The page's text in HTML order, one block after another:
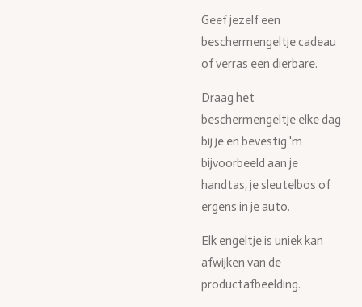
Geef jezelf een
beschermengeltje cadeau
of verras een dierbare.
Draag het
beschermengeltje elke dag
bij je en bevestig 'm
bijvoorbeeld aan je
handtas, je sleutelbos of
ergens in je auto.
Elk engeltje is uniek kan
afwijken van de
productafbeelding.